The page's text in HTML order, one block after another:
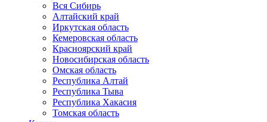
Вся Сибирь
Алтайский край
Иркутская область
Кемеровская область
Красноярский край
Новосибирская область
Омская область
Республика Алтай
Республика Тыва
Республика Хакасия
Томская область